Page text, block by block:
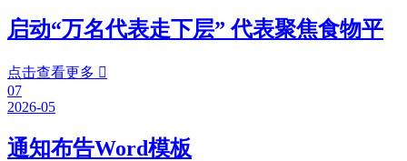
启动“万名代表走下层” 代表聚焦食物平
点击查看更多 
07
2026-05
通知布告Word模板